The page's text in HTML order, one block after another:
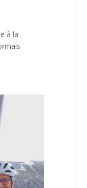
à la